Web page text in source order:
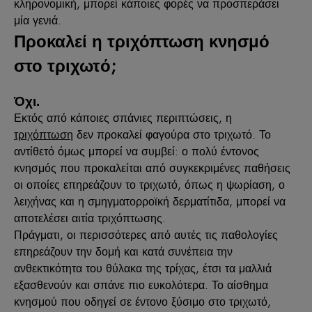
μία γενιά.
Προκαλεί η τριχόπτωση κνησμό
στο τριχωτό;
Όχι.
Εκτός από κάποιες σπάνιες περιπτώσεις, η
τριχόπτωση δεν προκαλεί φαγούρα στο τριχωτό. Το
αντίθετό όμως μπορεί να συμβεί: ο πολύ έντονος
κνησμός που προκαλείται από συγκεκριμένες παθήσεις
οι οποίες επηρεάζουν το τριχωτό, όπως η ψωρίαση, ο
λειχήνας και η σμηγματορροϊκή δερματίτιδα, μπορεί να
αποτελέσει αιτία τριχόπτωσης.
Πράγματι, οι περισσότερες από αυτές τις παθολογίες
επηρεάζουν την δομή και κατά συνέπεια την
ανθεκτικότητα του θύλακα της τρίχας, έτσι τα μαλλιά
εξασθενούν και σπάνε πιο ευκολότερα. Το αίσθημα
κνησμού που οδηγεί σε έντονο ξύσιμο στο τριχωτό,